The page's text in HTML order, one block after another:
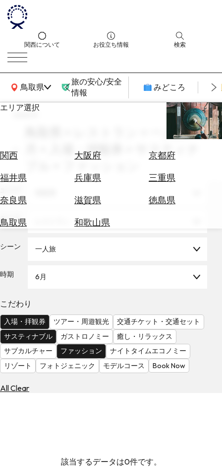
関西について お役立ち情報 検索
鳥取県
関西広域MAP
旅の安心/安全
情報
みどころ
エリア選択
関西 大阪府
京都府
福井県
兵庫県
三重県
奈良県
滋賀県
徳島県
鳥取県
和歌山県
エ
券
テ
を
を
見
る
search
鳥取県 × レストラン × 一人旅 × 6
月 × 入場・拝観券 × サスティナ
テーマ
シーン 一人旅
時期 6月
こだわり
入場・拝観券 ツアー・周遊観光
交通チケット・交通セット
サスティナブル
ガストロノミー
癒し・リラックス
サブカルチャー
ファッション
ナイトタイムエコノミー
リゾート
フォトジェニック モデルコース Book Now
All Clear
該当するデータは0件です。